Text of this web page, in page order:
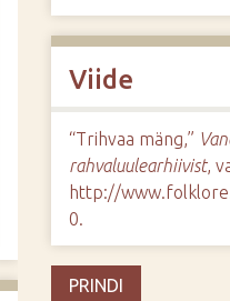
Viide
“Trihvaa mäng,”
rahvaluulearhiivist,
http://
0.
PRINDI